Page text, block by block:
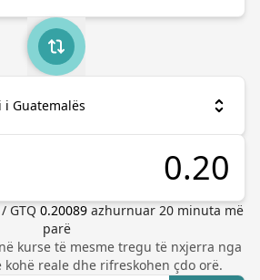
i Guatemalës
GTQ 0.20089 azhurnuar 20minuta më
parë
kurse të mesme tregu të nxjerra nga
reale dhe rifreskohen çdo orë.